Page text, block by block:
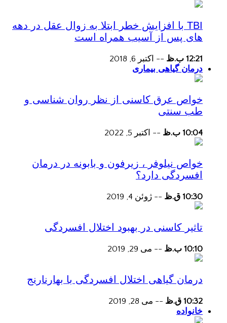
TBI با افزایش خطر ابتلا به زوال عقل در دهه
های پس از آسیب همراه است
12:21 ب.ظ -- اکتبر 6, 2018
درمان گیاهی بیماری
خواص عرق کاسنی از نظر روان شناسی و
طب سنتی
10:04 ب.ظ -- اکتبر 5, 2022
خواص نیلوفر ، زیرفون و بابونه در درمان
افسردگی دارد؟
10:30 ق.ظ -- ژوئن 4, 2019
تاثیر کاسنی در بهبود اختلال افسردگی
10:10 ب.ظ -- می 29, 2019
درمان گیاهی اختلال افسردگی با بهارنارنج
10:32 ق.ظ -- می 28, 2019
خانواده